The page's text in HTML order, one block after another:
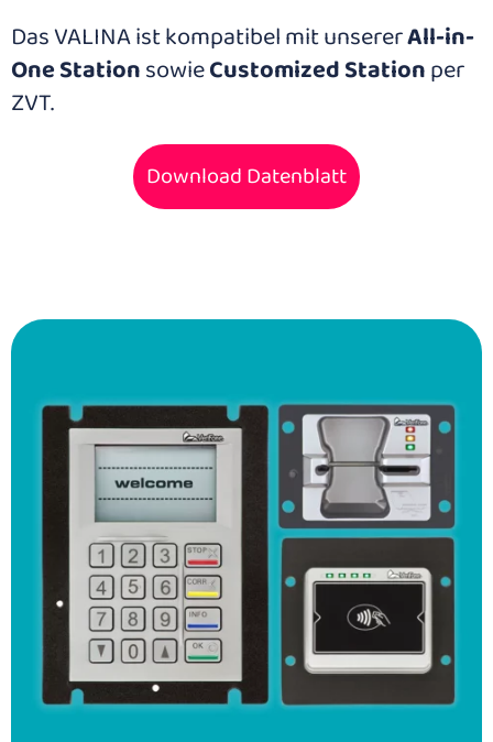
Das VALINA ist kompatibel mit unsererAll-in-
One StationsowieCustomized Stationper
ZVT.
Download Datenblatt